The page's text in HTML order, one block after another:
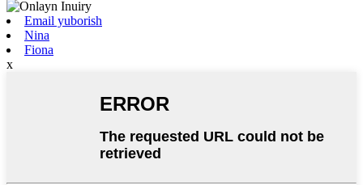
Email yuborish
Nina
Fiona
x